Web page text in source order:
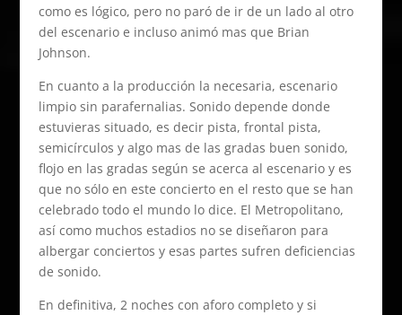
como es lógico, pero no paró de ir de un lado al otro
del escenario e incluso animó mas que Brian
Johnson.
En cuanto a la producción la necesaria, escenario
limpio sin parafernalias. Sonido depende donde
estuvieras situado, es decir pista, frontal pista,
semicírculos y algo mas de las gradas buen sonido,
flojo en las gradas según se acerca al escenario y es
que no sólo en este concierto en el resto que se han
celebrado todo el mundo lo dice. El Metropolitano,
así como muchos estadios no se diseñaron para
albergar conciertos y esas partes sufren deficiencias
de sonido.
En definitiva, 2 noches con aforo completo y si